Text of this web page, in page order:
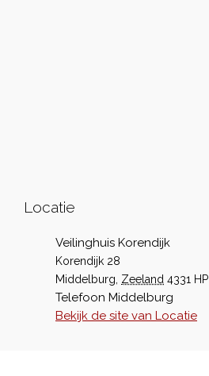
Locatie
Veilinghuis Korendijk
Korendijk 28
Middelburg Zeeland 4331 HP
Telefoon Middelburg
Bekijk de site van Locatie